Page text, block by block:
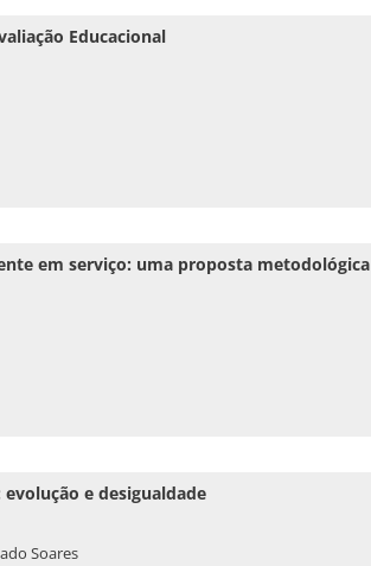
Educacional
em serviço: uma proposta metodológica
e desigualdade
Soares